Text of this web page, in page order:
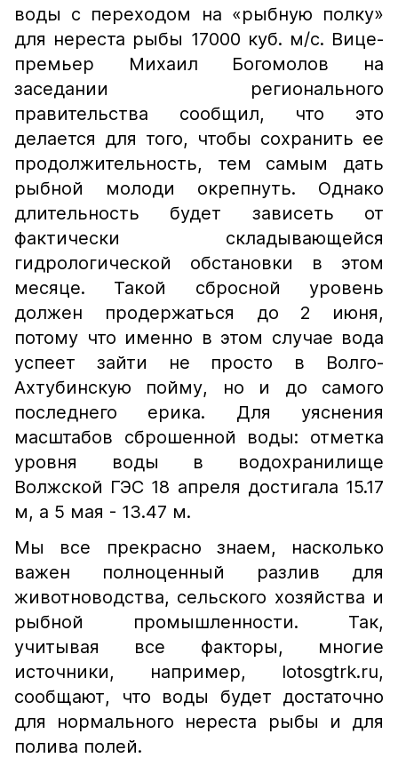
воды с переходом на «рыбную полку»
для нереста рыбы 17000 куб. м/с. Вице-
премьер Михаил Богомолов на
заседании регионального
правительства сообщил, что это
делается для того, чтобы сохранить ее
продолжительность, тем самым дать
рыбной молоди окрепнуть. Однако
длительность будет зависеть от
фактически складывающейся
гидрологической обстановки в этом
месяце. Такой сбросной уровень
должен продержаться до 2 июня,
потому что именно в этом случае вода
успеет зайти не просто в Волго-
Ахтубинскую пойму, но и до самого
последнего ерика. Для уяснения
масштабов сброшенной воды: отметка
уровня воды в водохранилище
Волжской ГЭС 18 апреля достигала 15.17
м, а 5 мая - 13.47 м.
Мы все прекрасно знаем, насколько
важен полноценный разлив для
животноводства, сельского хозяйства и
рыбной промышленности. Так,
учитывая все факторы, многие
источники, например, lotosgtrk.ru,
сообщают, что воды будет достаточно
для нормального нереста рыбы и для
полива полей.